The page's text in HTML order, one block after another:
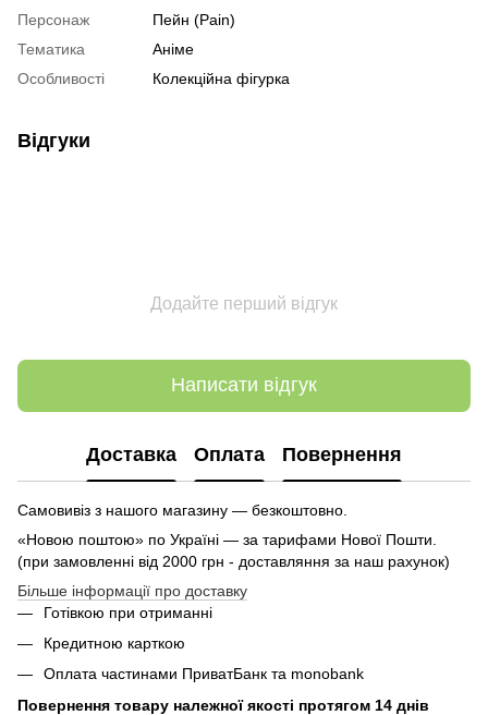
Персонаж
Пейн (Pain)
Тематика
Аніме
Особливості
Колекційна фігурка
Відгуки
Додайте перший відгук
Написати відгук
Доставка Оплата Повернення
Самовивіз з нашого магазину — безкоштовно.
«Новою поштою» по Україні — за тарифами Нової Пошти.
(при замовленні від 2000 грн - доставляння за наш рахунок)
Більше інформації про доставку
Готівкою при отриманні
Кредитною карткою
Оплата частинами ПриватБанк та monobank
Повернення товару належної якості протягом 14 днів